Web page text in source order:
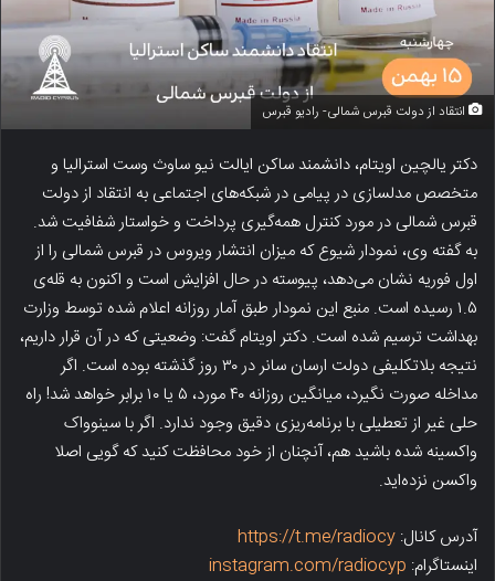
انتقاد از دولت قبرس شمالی- رادیو قبرس
دکتر یالچین اویتام، دانشمند ساکن ایالت نیو ساوث وست استرالیا و
متخصص مدلسازی در پیامی در شبکه‌های اجتماعی به انتقاد از دولت
قبرس شمالی در مورد کنترل همه‌گیری پرداخت و خواستار شفافیت شد.
به گفته وی، نمودار شیوع که میزان انتشار ویروس در قبرس شمالی را از
اول فوریه نشان می‌دهد، پیوسته در حال افزایش است و اکنون به قله‌ی
۱.۵ رسیده است. منبع این نمودار طبق آمار روزانه اعلام شده توسط وزارت
بهداشت ترسیم شده است. دکتر اویتام گفت: وضعیتی که در آن قرار داریم،
نتیجه بلاتکلیفی دولت ارسان سانر در ۳۰ روز گذشته بوده است. اگر
مداخله صورت نگیرد، میانگین روزانه ۴۰ مورد، ۵ یا ۱۰ برابر خواهد شد! راه
حلی غیر از تعطیلی با برنامه‌ریزی دقیق وجود ندارد. اگر با سینوواک
واکسینه شده باشید هم، آنچنان از خود محافظت کنید که گویی اصلا
واکسن نزده‌اید.
آدرس کانال: https://t.me/radiocy
اینستاگرام: instagram.com/radiocyp